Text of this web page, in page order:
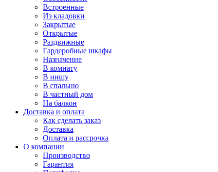
Встроенные
Из кладовки
Закрытые
Открытые
Раздвижные
Гардеробные шкафы
Назначение
В комнату
В нишу
В спальню
В частный дом
На балкон
Доставка и оплата
Как сделать заказ
Доставка
Оплата и рассрочка
О компании
Производство
Гарантия